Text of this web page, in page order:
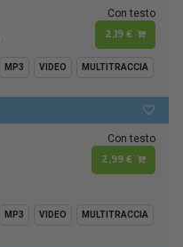
Con testo
2,19 €
MP3 VIDEO MULTITRACCIA
Con testo
2,99 €
MP3 VIDEO MULTITRACCIA